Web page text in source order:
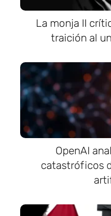
La monja II
traición al
OpenAI
catastróficos